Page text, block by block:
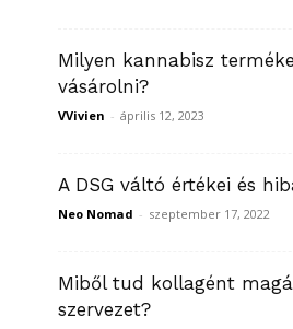
Milyen kannabisz
vásárolni?
VVivien - április 12, 2023
A DSG váltó értékei és
Neo Nomad - szeptember 17, 2022
Miből tud kollagént
szervezet?